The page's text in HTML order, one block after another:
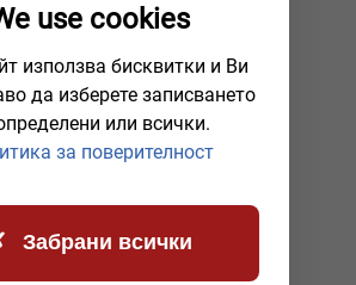
use cookies
използва бисквитки и Ви
да изберете записването
или всички.
за поверителност
Забрани всички